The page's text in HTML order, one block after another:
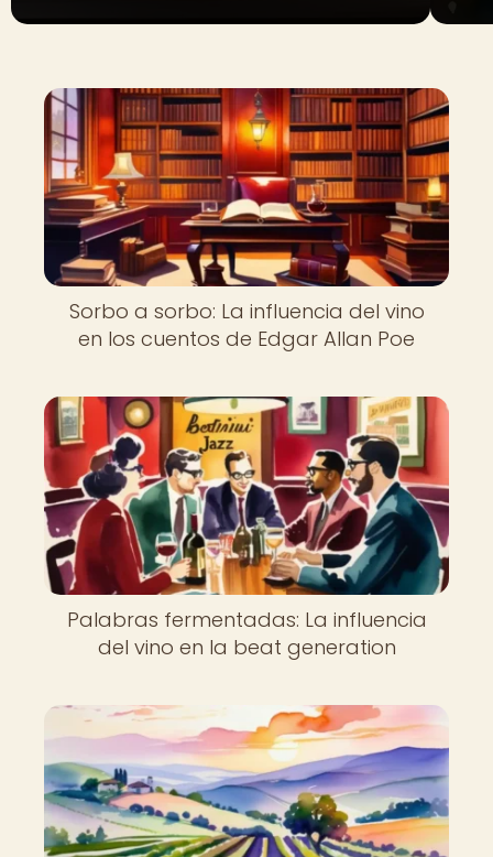
Sorbo a sorbo: La influencia del vino
en los cuentos de Edgar Allan Poe
Palabras fermentadas: La influencia
del vino en la beat generation